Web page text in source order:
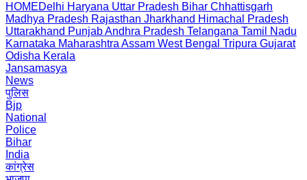
HOMEDelhi Haryana Uttar Pradesh Bihar Chhattisgarh
Madhya Pradesh Rajasthan Jharkhand Himachal Pradesh
Uttarakhand PunjabAndhra Pradesh Telangana Tamil Nadu
Karnataka Maharashtra Assam West Bengal Tripura Gujarat
Odisha Kerala
Jansamasya
News
पुलिस
Bjp
National
Police
Bihar
India
कांग्रेस